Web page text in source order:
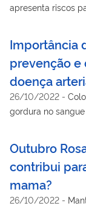
apresenta riscos
Importância
prevenção
doença
26/10/2022 -
gordura no
Outubro
contribui
mama?
26/10/2022 -